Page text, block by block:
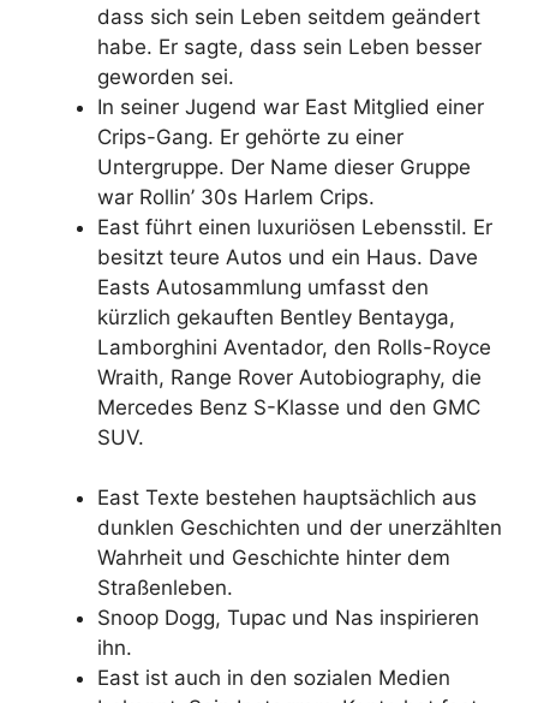
dass sich sein Leben seitdem geändert
habe. Er sagte, dass sein Leben besser
geworden sei.
In seiner Jugend war East Mitglied einer
Crips-Gang. Er gehörte zu einer
Untergruppe. Der Name dieser Gruppe
war Rollin’ 30s Harlem Crips.
East führt einen luxuriösen Lebensstil. Er
besitzt teure Autos und ein Haus. Dave
Easts Autosammlung umfasst den
kürzlich gekauften Bentley Bentayga,
Lamborghini Aventador, den Rolls-Royce
Wraith, Range Rover Autobiography, die
Mercedes Benz S-Klasse und den GMC
SUV.
East Texte bestehen hauptsächlich aus
dunklen Geschichten und der unerzählten
Wahrheit und Geschichte hinter dem
Straßenleben.
Snoop Dogg, Tupac und Nas inspirieren
ihn.
East ist auch in den sozialen Medien